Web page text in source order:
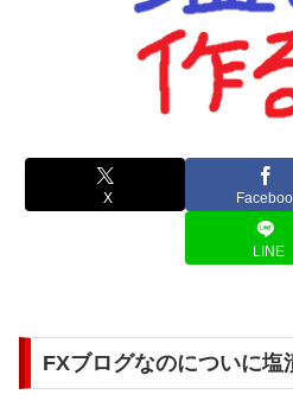
X
LINE
FXブログなのについに塩